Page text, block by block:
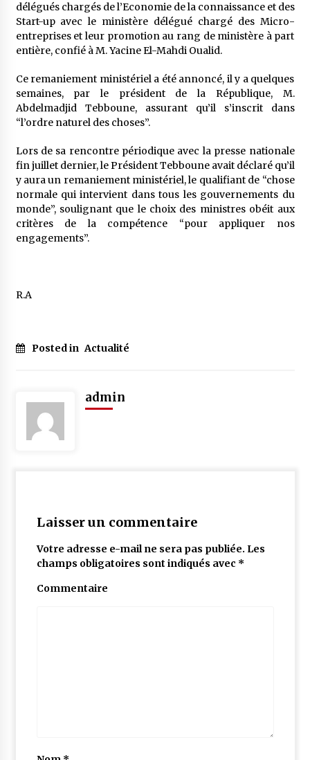
délégués chargés de l’Economie de la connaissance et des
Start-up avec le ministère délégué chargé des Micro-
entreprises et leur promotion au rang de ministère à part
entière, confié à M. Yacine El-Mahdi Oualid.
Ce remaniement ministériel a été annoncé, il y a quelques
semaines, par le président de la République, M.
Abdelmadjid Tebboune, assurant qu’il s’inscrit dans
“l’ordre naturel des choses”.
Lors de sa rencontre périodique avec la presse nationale
fin juillet dernier, le Président Tebboune avait déclaré qu’il
y aura un remaniement ministériel, le qualifiant de “chose
normale qui intervient dans tous les gouvernements du
monde”, soulignant que le choix des ministres obéit aux
critères de la compétence “pour appliquer nos
engagements”.
R.A
Posted in Actualité
admin
Laisser un commentaire
Votre adresse e-mail ne sera pas publiée. Les
champs obligatoires sont indiqués avec *
Commentaire